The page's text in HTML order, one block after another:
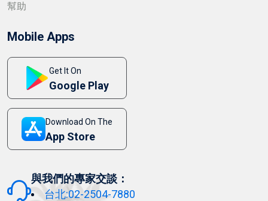
幫助
Mobile Apps
Get It On
Google Play
Download On The
App Store
與我們的專家交談：
台北:02-2504-7880